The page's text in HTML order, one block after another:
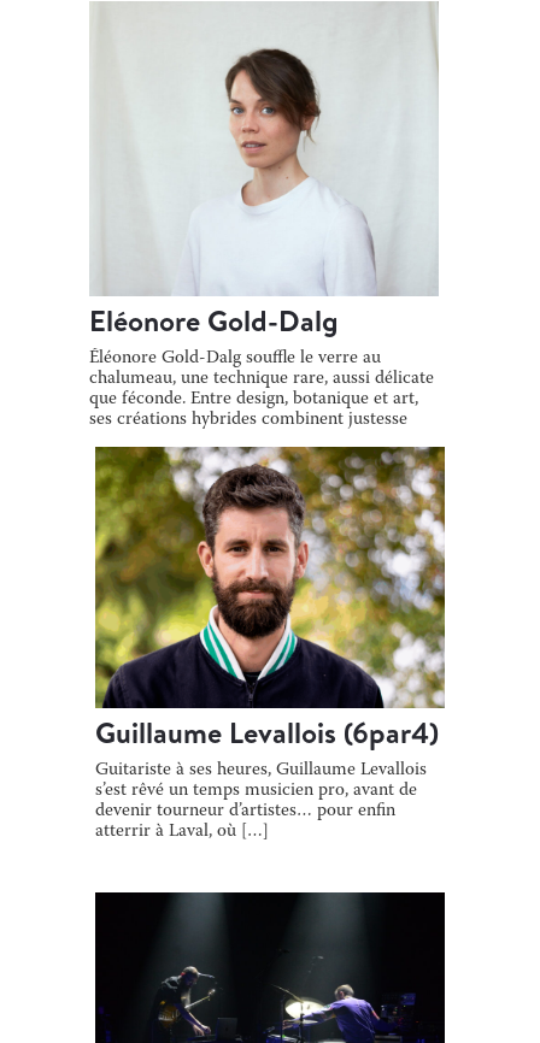
Eléonore Gold-Dalg
Éléonore Gold-Dalg souffle le verre au
chalumeau, une technique rare, aussi délicate
que féconde. Entre design, botanique et art,
ses créations hybrides combinent justesse
Guillaume Levallois (6par4)
Guitariste à ses heures, Guillaume Levallois
s’est rêvé un temps musicien pro, avant de
devenir tourneur d’artistes… pour enfin
atterrir à Laval, où […]